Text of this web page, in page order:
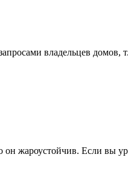
владельцев домов,
жароустойчив. Если вы